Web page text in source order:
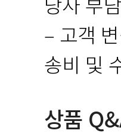
– 고객
송비 및
상품